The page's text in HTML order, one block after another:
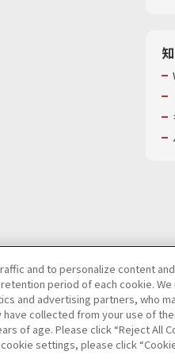
び特定個人情報等の取り扱いに関
てカスタマーハラスメントに対
and to personalize content
period of each cookie. We
and advertising partners, who
collected from your use of
of age. Please click “Reject All
settings, please click